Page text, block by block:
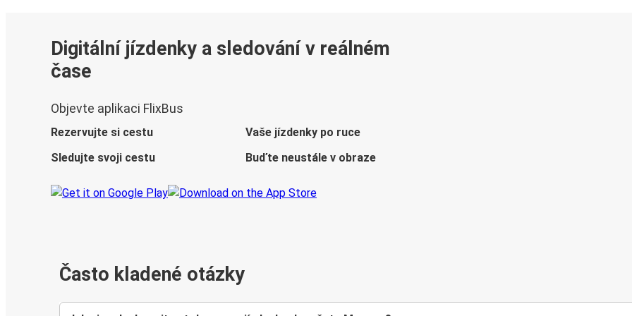
Digitální jízdenky a sledování v reálném
čase
Objevte aplikaci FlixBus
Rezervujte si cestu
Vaše jízdenky po ruce
Sledujte svoji cestu
Buďte neustále v obraze
Často kladené otázky